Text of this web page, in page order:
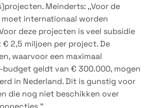
Meinderts: ,,Voor de
internationaal worden
deze projecten is veel subsidie
2,5 miljoen per project. De
waarvoor een maximaal
geldt van € 300.000, mogen
in Nederland. Dit is gunstig voor
die nog niet beschikken over